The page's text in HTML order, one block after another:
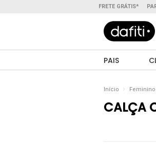
FRETE GRÁTIS*
PAIS
Início Feminino
CALÇA